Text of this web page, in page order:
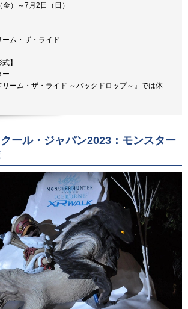
）～7月2日（日）
ーム・ザ・ライド
】
ー
ーム・ザ・ライド ～バックドロップ～』では体
ール・ジャパン2023：モンスター